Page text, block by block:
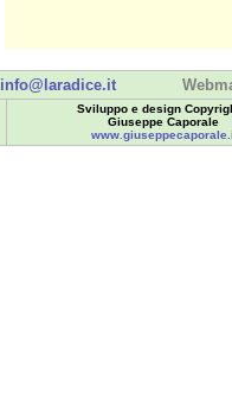
info@laradice.it
Sviluppo e design
Giuseppe Caporale